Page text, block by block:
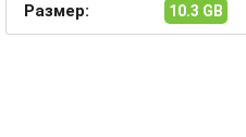
Размер: 10.3 GB